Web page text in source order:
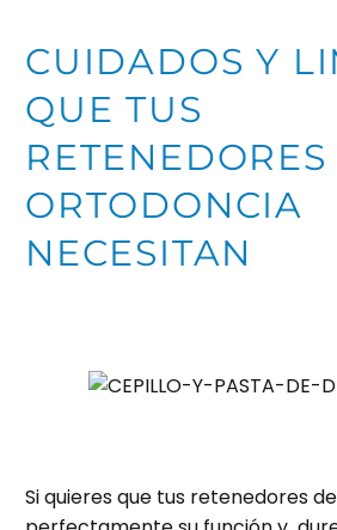
CUIDADOS Y
QUE TUS
RETENEDORES
ORTODONCIA
NECESITAN
Si quieres que tus retenedores